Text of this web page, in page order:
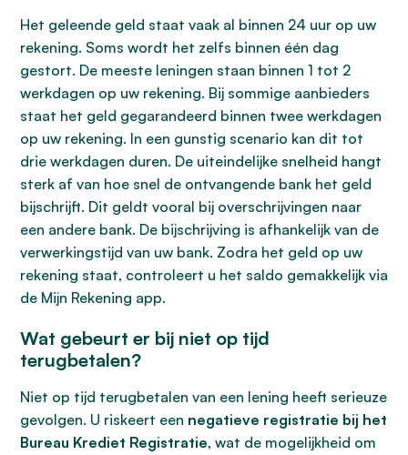
Het geleende geld staat vaak al binnen 24 uur op uw
rekening. Soms wordt het zelfs binnen één dag
gestort. De meeste leningen staan binnen 1 tot 2
werkdagen op uw rekening. Bij sommige aanbieders
staat het geld gegarandeerd binnen twee werkdagen
op uw rekening. In een gunstig scenario kan dit tot
drie werkdagen duren. De uiteindelijke snelheid hangt
sterk af van hoe snel de ontvangende bank het geld
bijschrijft. Dit geldt vooral bij overschrijvingen naar
een andere bank. De bijschrijving is afhankelijk van de
verwerkingstijd van uw bank. Zodra het geld op uw
rekening staat, controleert u het saldo gemakkelijk via
de Mijn Rekening app.
Wat gebeurt er bij niet op tijd
terugbetalen?
Niet op tijd terugbetalen van een lening heeft serieuze
gevolgen. U riskeert een negatieve registratie bij het
Bureau Krediet Registratie, wat de mogelijkheid om